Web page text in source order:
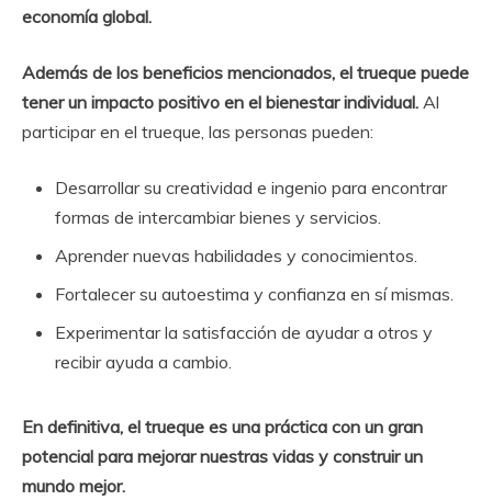
economía global.
Además de los beneficios mencionados, el trueque puede
tener un impacto positivo en el bienestar individual. Al
participar en el trueque, las personas pueden:
Desarrollar su creatividad e ingenio para encontrar
formas de intercambiar bienes y servicios.
Aprender nuevas habilidades y conocimientos.
Fortalecer su autoestima y confianza en sí mismas.
Experimentar la satisfacción de ayudar a otros y
recibir ayuda a cambio.
En definitiva, el trueque es una práctica con un gran
potencial para mejorar nuestras vidas y construir un
mundo mejor.